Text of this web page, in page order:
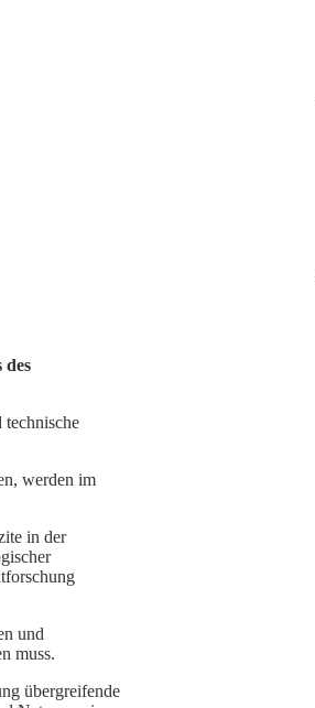
des
technische
werden im
in der
und
muss.
übergreifende